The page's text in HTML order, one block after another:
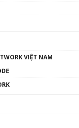
14: MemeCoin – Trò
VIỆT NAM